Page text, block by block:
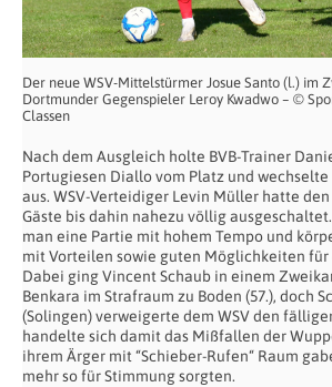
Der neue WSV-Mittelstürmer Josue Santo (l.) im
Dortmunder Gegenspieler Leroy Kwadwo – ©
Classen
Nach dem Ausgleich holte BVB-Trainer
Portugiesen Diallo vom Platz und
aus. WSV-Verteidiger Levin Müller hatte den
Gäste bis dahin nahezu völlig
man eine Partie mit hohem Tempo und
mit Vorteilen sowie guten Möglichkeiten für
Dabei ging Vincent Schaub in einem
Benkara im Strafraum zu Boden (57.), doch
(Solingen) verweigerte dem WSV den
handelte sich damit das Mißfallen der
ihrem Ärger mit “Schieber-Rufen“ Raum
mehr so für Stimmung sorgten.